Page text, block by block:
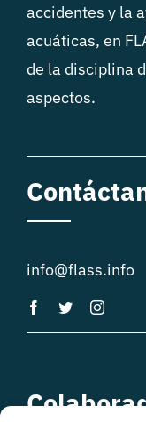
accidentes y la
acuáticas, en
de la disciplina
aspectos.
info@flass.info